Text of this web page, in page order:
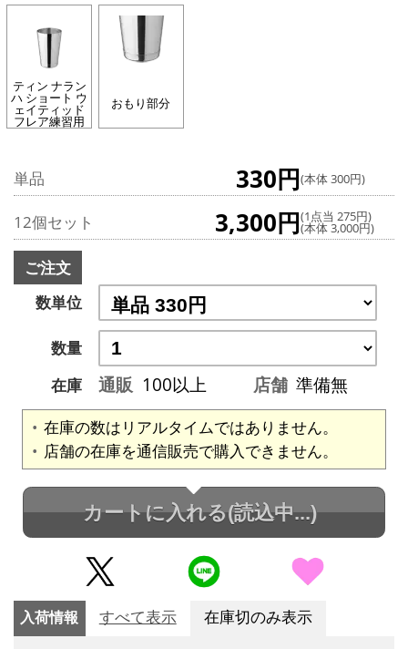
ティン ナラン
ハ ショート ウ
ェイティッド
フレア練習用
おもり部分
単品 330円(本体 300円)
12個セット 3,300円(1点当 275円)
(本体 3,000円)
ご注文
数単位
数量
在庫
通販 100以上 店舗 準備無
在庫の数はリアルタイムではありません。
店舗の在庫を通信販売で購入できません。
カートに入れる(読込中...)
入荷情報 すべて表示 在庫切のみ表示